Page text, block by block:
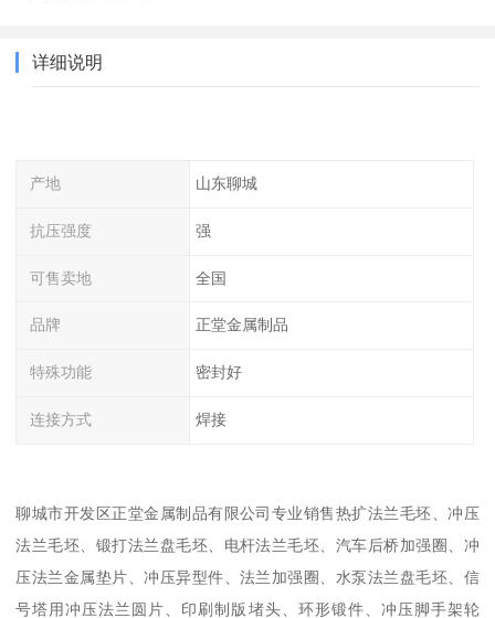
详细说明
产地 山东聊城
抗压强度 强
可售卖地 全国
品牌 正堂金属制品
特殊功能 密封好
连接方式 焊接
聊城市开发区正堂金属制品有限公司专业销售热扩法兰毛坯、冲压
法兰毛坯、锻打法兰盘毛坯、电杆法兰毛坯、汽车后桥加强圈、冲
压法兰金属垫片、冲压异型件、法兰加强圈、水泵法兰盘毛坯、信
号塔用冲压法兰圆片、印刷制版堵头、环形锻件、冲压脚手架轮